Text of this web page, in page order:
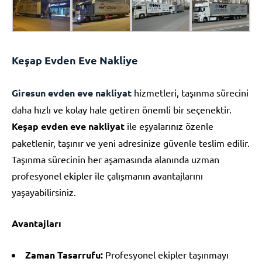
Keşap Evden Eve Nakliye
Giresun evden eve nakliyat hizmetleri, taşınma sürecini
daha hızlı ve kolay hale getiren önemli bir seçenektir.
Keşap evden eve nakliyat ile eşyalarınız özenle
paketlenir, taşınır ve yeni adresinize güvenle teslim edilir.
Taşınma sürecinin her aşamasında alanında uzman
profesyonel ekipler ile çalışmanın avantajlarını
yaşayabilirsiniz.
Avantajları
Zaman Tasarrufu: Profesyonel ekipler taşınmayı